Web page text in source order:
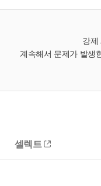
강제
계속해서 문제가 발생
셀렉트